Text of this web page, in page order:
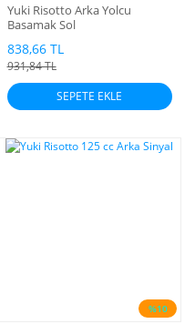
Yuki Risotto Arka Yolcu
Basamak Sol
838,66 TL
931,84 TL
SEPETE EKLE
%10